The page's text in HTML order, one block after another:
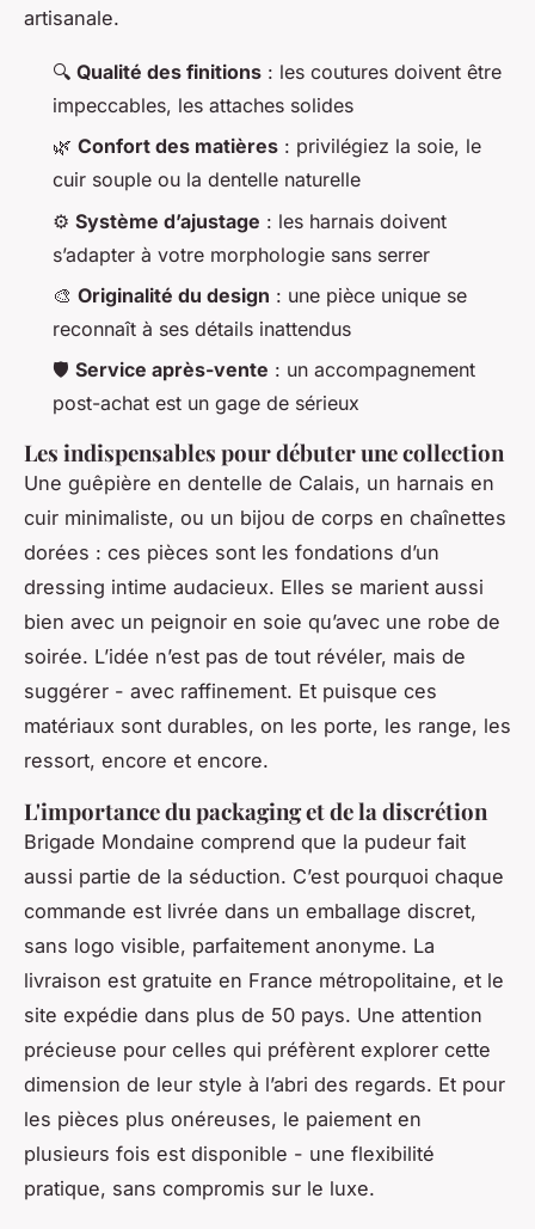
artisanale.
🔍 Qualité des finitions : les coutures doivent être
impeccables, les attaches solides
🌿 Confort des matières : privilégiez la soie, le
cuir souple ou la dentelle naturelle
⚙️ Système d’ajustage : les harnais doivent
s’adapter à votre morphologie sans serrer
🎨 Originalité du design : une pièce unique se
reconnaît à ses détails inattendus
🛡️ Service après-vente : un accompagnement
post-achat est un gage de sérieux
Les indispensables pour débuter une collection
Une guêpière en dentelle de Calais, un harnais en
cuir minimaliste, ou un bijou de corps en chaînettes
dorées : ces pièces sont les fondations d’un
dressing intime audacieux. Elles se marient aussi
bien avec un peignoir en soie qu’avec une robe de
soirée. L’idée n’est pas de tout révéler, mais de
suggérer - avec raffinement. Et puisque ces
matériaux sont durables, on les porte, les range, les
ressort, encore et encore.
L'importance du packaging et de la discrétion
Brigade Mondaine comprend que la pudeur fait
aussi partie de la séduction. C’est pourquoi chaque
commande est livrée dans un emballage discret,
sans logo visible, parfaitement anonyme. La
livraison est gratuite en France métropolitaine, et le
site expédie dans plus de 50 pays. Une attention
précieuse pour celles qui préfèrent explorer cette
dimension de leur style à l’abri des regards. Et pour
les pièces plus onéreuses, le paiement en
plusieurs fois est disponible - une flexibilité
pratique, sans compromis sur le luxe.